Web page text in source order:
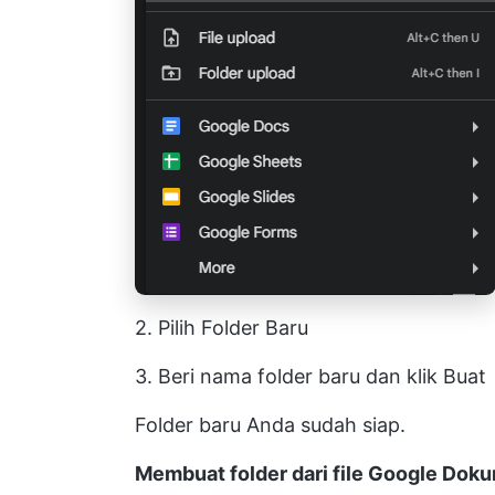
2. Pilih Folder Baru
3. Beri nama folder baru dan klik Buat
Folder baru Anda sudah siap.
Membuat folder dari file Google